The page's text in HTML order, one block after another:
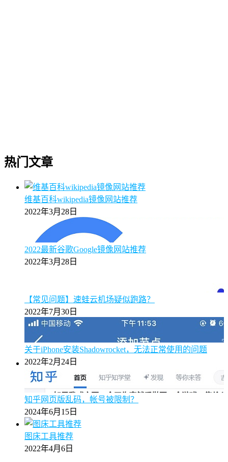
热门文章
维基百科wikipedia镜像网站推荐
2022年3月28日
2022最新谷歌Google镜像网站推荐
2022年3月28日
【常见问题】速蛙云机场疑似跑路？
2022年7月30日
关于iPhone安装Shadowrocket，无法正常使用的问题
2022年2月24日
知乎网页版乱码，帐号被限制？
2024年6月15日
图床工具推荐
2022年4月6日